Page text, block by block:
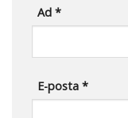
Ad*
E-posta*